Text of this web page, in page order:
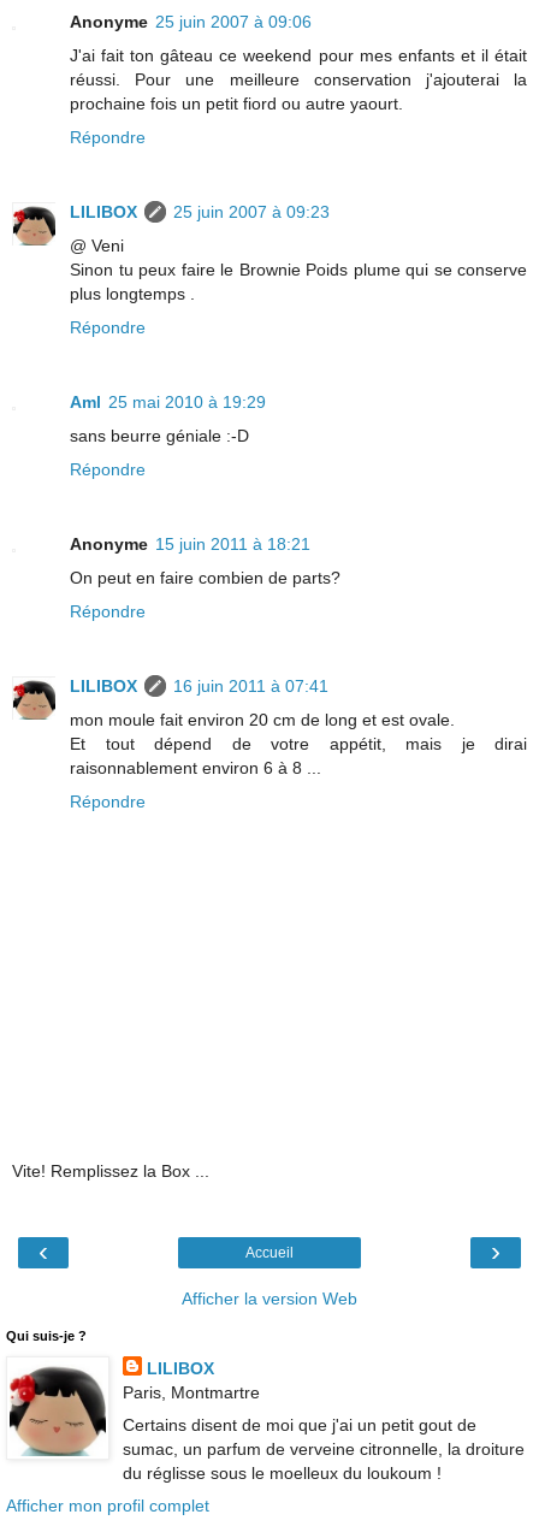
Anonyme 25 juin 2007 à 09:06
J'ai fait ton gâteau ce weekend pour mes enfants et il était
réussi. Pour une meilleure conservation j'ajouterai la
prochaine fois un petit fiord ou autre yaourt.
Répondre
LILIBOX
25 juin 2007 à 09:23
@ Veni
Sinon tu peux faire le Brownie Poids plume qui se conserve
plus longtemps .
Répondre
Aml 25 mai 2010 à 19:29
sans beurre géniale :-D
Répondre
Anonyme 15 juin 2011 à 18:21
On peut en faire combien de parts?
Répondre
LILIBOX
16 juin 2011 à 07:41
mon moule fait environ 20 cm de long et est ovale.
Et tout dépend de votre appétit, mais je dirai
raisonnablement environ 6 à 8 ...
Répondre
Vite! Remplissez la Box ...
‹ ›
Accueil
Afficher la version Web
Qui suis-je ?
LILIBOX
Paris, Montmartre
Certains disent de moi que j'ai un petit gout de
sumac, un parfum de verveine citronnelle, la droiture
du réglisse sous le moelleux du loukoum !
Afficher mon profil complet